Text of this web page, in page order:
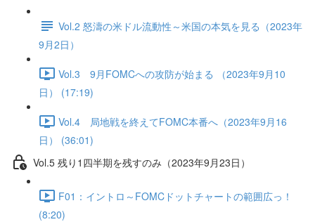
Vol.2 怒濤の米ドル流動性～米国の本気を見る（2023年
9月2日）
Vol.3 9月FOMCへの攻防が始まる （2023年9月10
日） (17:19)
Vol.4 局地戦を終えてFOMC本番へ（2023年9月16
日） (36:01)
Vol.5 残り1四半期を残すのみ（2023年9月23日）
F01：イントロ～FOMCドットチャートの範囲広っ！
(8:20)